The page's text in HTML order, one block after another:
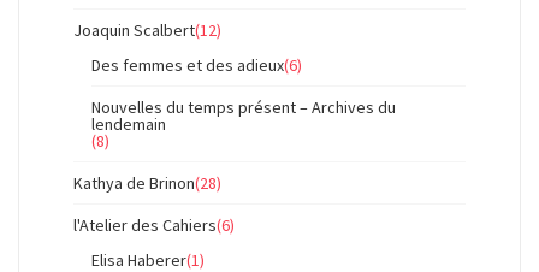
Joaquin Scalbert(12)
Des femmes et des adieux(6)
Nouvelles du temps présent – Archives du
lendemain
(8)
Kathya de Brinon(28)
l'Atelier des Cahiers(6)
Elisa Haberer(1)